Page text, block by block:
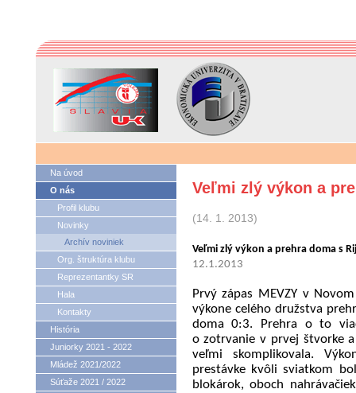
Na úvod
O nás
Profil klubu
Novinky
Archív noviniek
Org. štruktúra klubu
Reprezentantky SR
Hala
Kontakty
História
Juniorky 2021 - 2022
Mládež 2021/2022
Súťaže 2021 / 2022
Veľmi zlý výkon a
(14. 1. 2013)
Veľmi zlý výkon a prehra doma s
12.1.2013
Prvý zápas MEVZY v
výkone celého družstva
doma 0:3. Prehra o to
o zotrvanie v prvej štvorke
veľmi skomplikovala.
prestávke kvôli sviatkom
blokárok, oboch